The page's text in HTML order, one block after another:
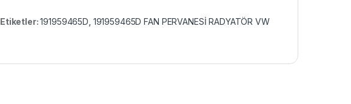
Etiketler:191959465D 191959465D FAN PERVANESİ RADYATÖR VW